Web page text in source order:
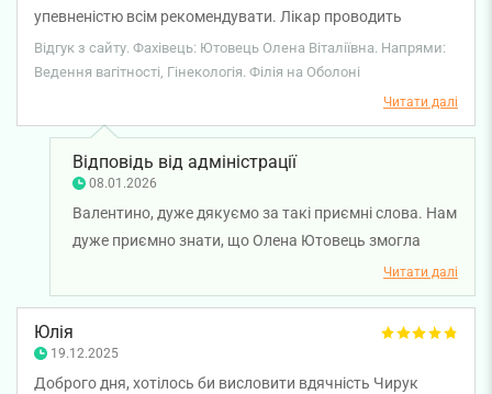
упевненістю всім рекомендувати. Лікар проводить
прекрасні огляди, надає розгорнуті відповіді та не
назначає зайві дослідження або ж препарати. За 9 місяців
стала мені як подружка, завжди на зв’язку (навіть у
вихідні), будь що вирішується швидко та якісно.
Підтримка впродовж цього прекрасного та іноді
хвилюючого періоду життя. Дуже приємно, що в наш час
є професіонали своєї справи. Із задоволенням повернусь
на планові огляди!
Відгук з сайту. Фахівець: Ютовець Олена Віталіївна. Напрями:
Ведення вагітності, Гінекологія. Філія на Оболоні
Читати далі
Відповідь від адміністрації
08.01.2026
Валентино, дуже дякуємо за такі приємні слова. Нам
дуже приємно знати, що Олена Ютовець змогла
підтримати вас протягом усього періоду вагітності,
забезпечити професійні огляди та відповіді на всі
питання. Ваша довіра та рекомендації надихають
всю нашу команду. Бажаємо вам міцного здоров'я!
Читати далі
Юлія
19.12.2025
Доброго дня, хотілось би висловити вдячність Чирук